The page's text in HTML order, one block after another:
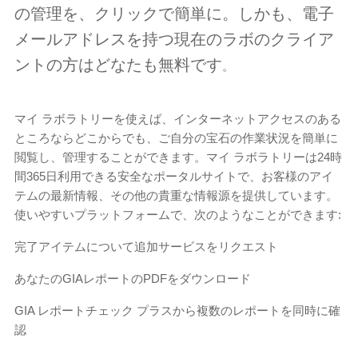
の管理を、クリックで簡単に。しかも、電子
メールアドレスを持つ現在のラボのクライア
ントの方はどなたも無料です。
マイ ラボラトリーを使えば、インターネットアクセスのある
ところならどこからでも、ご自分の宝石の作業状況を簡単に
閲覧し、管理することができます。マイ ラボラトリーは24時
間365日利用できる安全なポータルサイトで、お客様のアイ
テムの最新情報、その他の貴重な情報源を提供しています。
使いやすいプラットフォームで、次のようなことができます:
完了アイテムについて追加サービスをリクエスト
あなたのGIAレポートのPDFをダウンロード
GIA レポートチェック プラスから複数のレポートを同時に確
認